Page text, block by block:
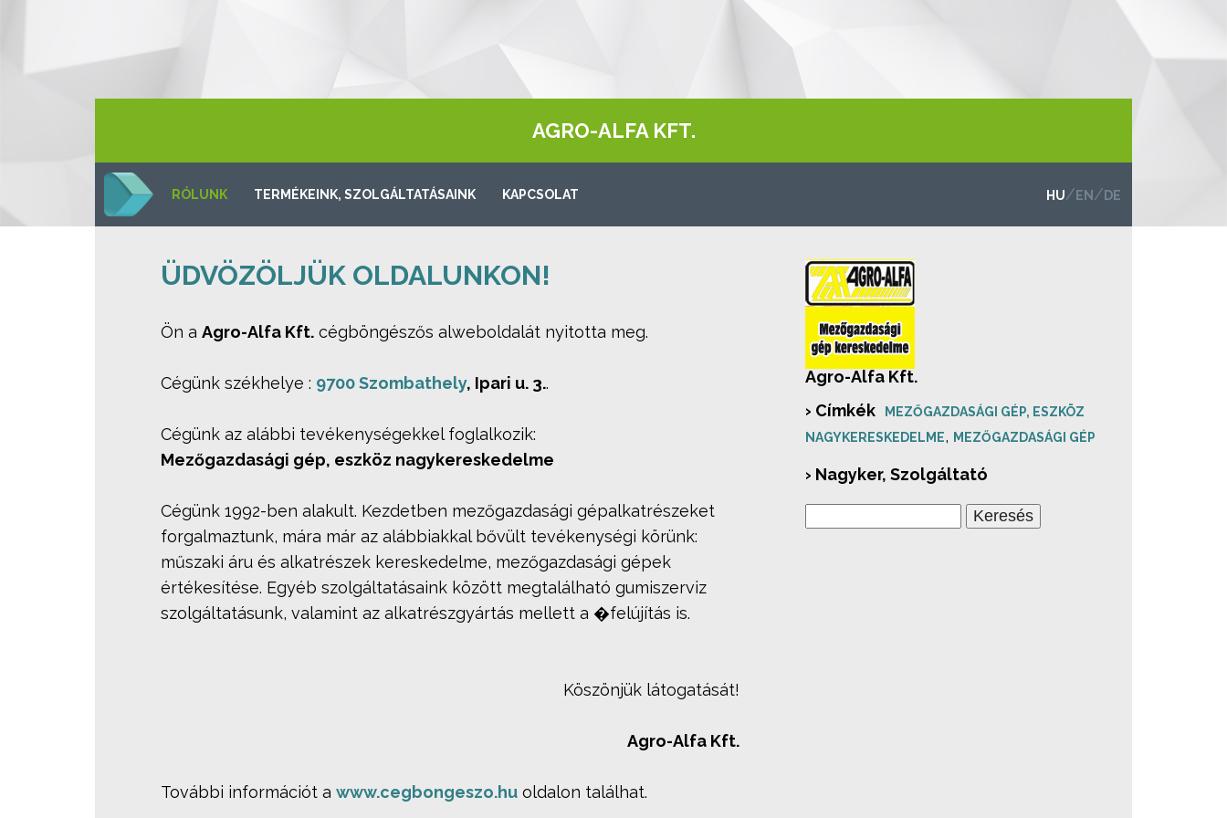
AGRO-ALFA KFT.
RÓLUNK TERMÉKEINK, SZOLGÁLTATÁSAINK KAPCSOLAT HU/ EN / DE
ÜDVÖZÖLJÜK OLDALUNKON!
Ön a Agro-Alfa Kft. cégböngészős alweboldalát nyitotta meg.
Cégünk székhelye : 9700 Szombathely, Ipari u. 3..
Cégünk az alábbi tevékenységekkel foglalkozik:
Mezőgazdasági gép, eszköz nagykereskedelme
Cégünk 1992-ben alakult. Kezdetben mezőgazdasági gépalkatrészeket
forgalmaztunk, mára már az alábbiakkal bővült tevékenységi körünk:
műszaki áru és alkatrészek kereskedelme, mezőgazdasági gépek
értékesítése. Egyéb szolgáltatásaink között megtalálható gumiszerviz
szolgáltatásunk, valamint az alkatrészgyártás mellett a �felújítás is.
Köszönjük látogatását!
Agro-Alfa Kft.
További információt a www.cegbongeszo.hu oldalon találhat.
Agro-Alfa Kft.
› Címkék
MEZŐGAZDASÁGI GÉP, ESZKÖZ
NAGYKERESKEDELME, MEZŐGAZDASÁGI GÉP
› Nagyker, Szolgáltató